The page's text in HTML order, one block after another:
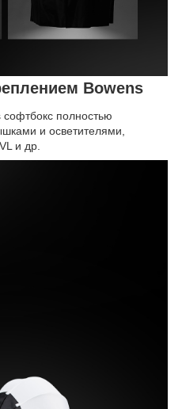
Bowens
полностью
и осветителями,
и др.